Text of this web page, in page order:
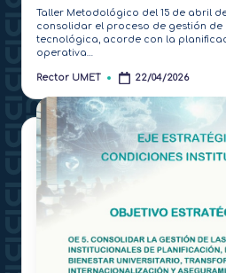
Taller Metodológico del 15 de abril
consolidar el proceso de gestión
tecnológica, acorde con la
operativa…
Publicado
Rector UMET 22/04/2026